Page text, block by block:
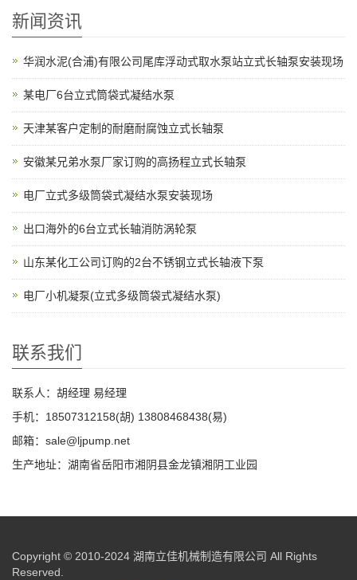
新闻资讯
华润水泥(合浦)有限公司尾库浮动式取水泵站立式长轴泵安装现场
某电厂6台立式筒袋式凝结水泵
天津某客户定制的耐磨耐腐蚀立式长轴泵
安徽某兄弟水泵厂家订购的高扬程立式长轴泵
电厂立式多级筒袋式凝结水泵安装现场
出口海外的6台立式长轴消防涡轮泵
山东某化工公司订购的2台不锈钢立式长轴液下泵
电厂小机凝泵(立式多级筒袋式凝结水泵)
联系我们
联系人：胡经理 易经理
手机：18507312158(胡) 13808468438(易)
邮箱：sale@ljpump.net
生产地址：湖南省岳阳市湘阴县金龙镇湘阴工业园
Copyright © 2010-2024 湖南立佳机械制造有限公司 All Rights
Reserved.